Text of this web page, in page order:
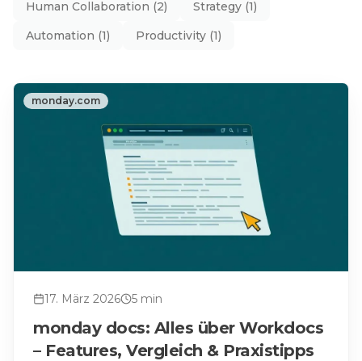
Human Collaboration (2) Strategy (1)
Automation (1) Productivity (1)
monday.com
17. März 2026 5 min
monday docs: Alles über Workdocs
– Features, Vergleich & Praxistipps